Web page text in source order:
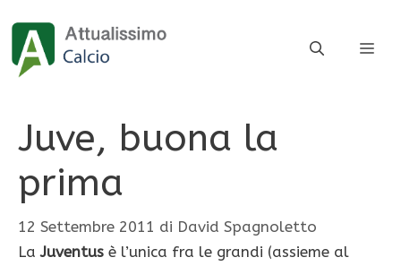
contenuto
Juve, buona la
prima
12 Settembre 2011 di David Spagnoletto
LaJuventus è l’unica fra le grandi (assieme al